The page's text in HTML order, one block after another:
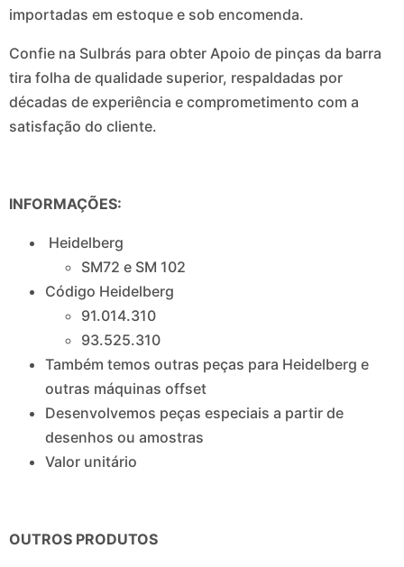
importadas em estoque e sob encomenda.
Confie na Sulbrás para obter Apoio de pinças da barra
tira folha de qualidade superior, respaldadas por
décadas de experiência e comprometimento com a
satisfação do cliente.
INFORMAÇÕES:
Heidelberg
SM72 e SM 102
Código Heidelberg
91.014.310
93.525.310
Também temos outras peças para Heidelberg e
outras máquinas offset
Desenvolvemos peças especiais a partir de
desenhos ou amostras
Valor unitário
OUTROS PRODUTOS